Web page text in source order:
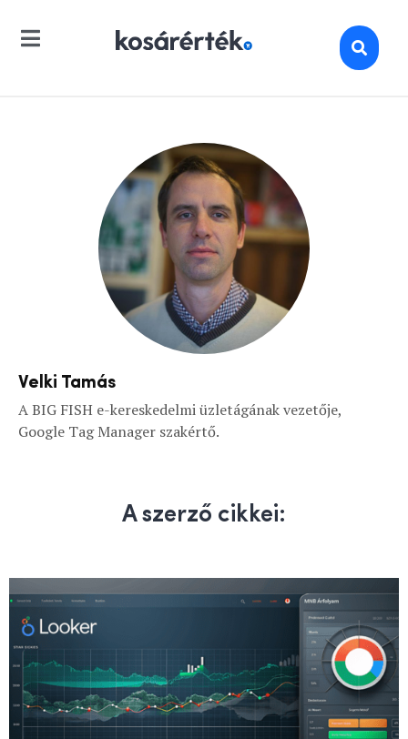
Velki Tamás
A BIG FISH e-kereskedelmi üzletágának vezetője,
Google Tag Manager szakértő.
A szerző cikkei: